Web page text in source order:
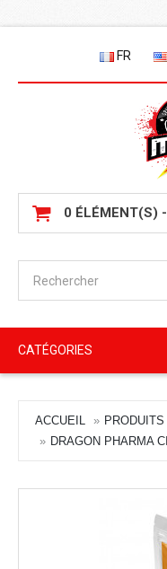
FR
0 ÉLÉMENT(S)
CATÉGORIES
ACCUEIL
DRAGON PHARMA